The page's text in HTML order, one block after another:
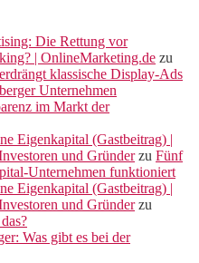
Die Rettung vor
| OnlineMarketing.de zu
klassische Display-Ads
Unternehmen
im Markt der
Eigenkapital (Gastbeitrag) |
und Gründerzu Fünf
Unternehmen funktioniert
Eigenkapital (Gastbeitrag) |
und Gründerzu
Was gibt es bei der